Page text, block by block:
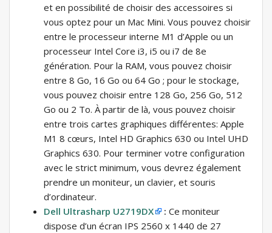
et en possibilité de choisir des accessoires si
vous optez pour un Mac Mini. Vous pouvez choisir
entre le processeur interne M1 d’Apple ou un
processeur Intel Core i3, i5 ou i7 de 8e
génération. Pour la RAM, vous pouvez choisir
entre 8 Go, 16 Go ou 64 Go ; pour le stockage,
vous pouvez choisir entre 128 Go, 256 Go, 512
Go ou 2 To. À partir de là, vous pouvez choisir
entre trois cartes graphiques différentes: Apple
M1 8 cœurs, Intel HD Graphics 630 ou Intel UHD
Graphics 630. Pour terminer votre configuration
avec le strict minimum, vous devrez également
prendre un moniteur, un clavier, et souris
d’ordinateur.
Dell Ultrasharp U2719DX
: Ce moniteur
dispose d’un écran IPS 2560 x 1440 de 27